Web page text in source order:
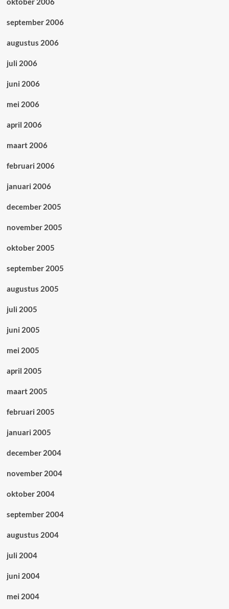
september 2006
augustus 2006
juli 2006
juni 2006
mei 2006
april 2006
maart 2006
februari 2006
januari 2006
december 2005
november 2005
oktober 2005
september 2005
augustus 2005
juli 2005
juni 2005
mei 2005
april 2005
maart 2005
februari 2005
januari 2005
december 2004
november 2004
oktober 2004
september 2004
augustus 2004
juli 2004
juni 2004
mei 2004